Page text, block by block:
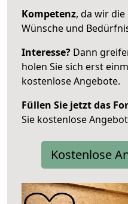
Kompetenz, da wir
Wünsche und
Interesse? Dann
holen Sie sich erst
kostenlose Angebote.
Füllen Sie jetzt das
Sie kostenlose
Kostenlose